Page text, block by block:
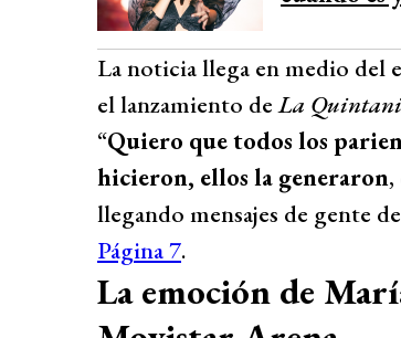
La noticia llega en medio del
el lanzamiento deLa
“Quiero que todos los
hicieron, ellos la generaron
llegando mensajes de gente
Página 7.
La emoción de